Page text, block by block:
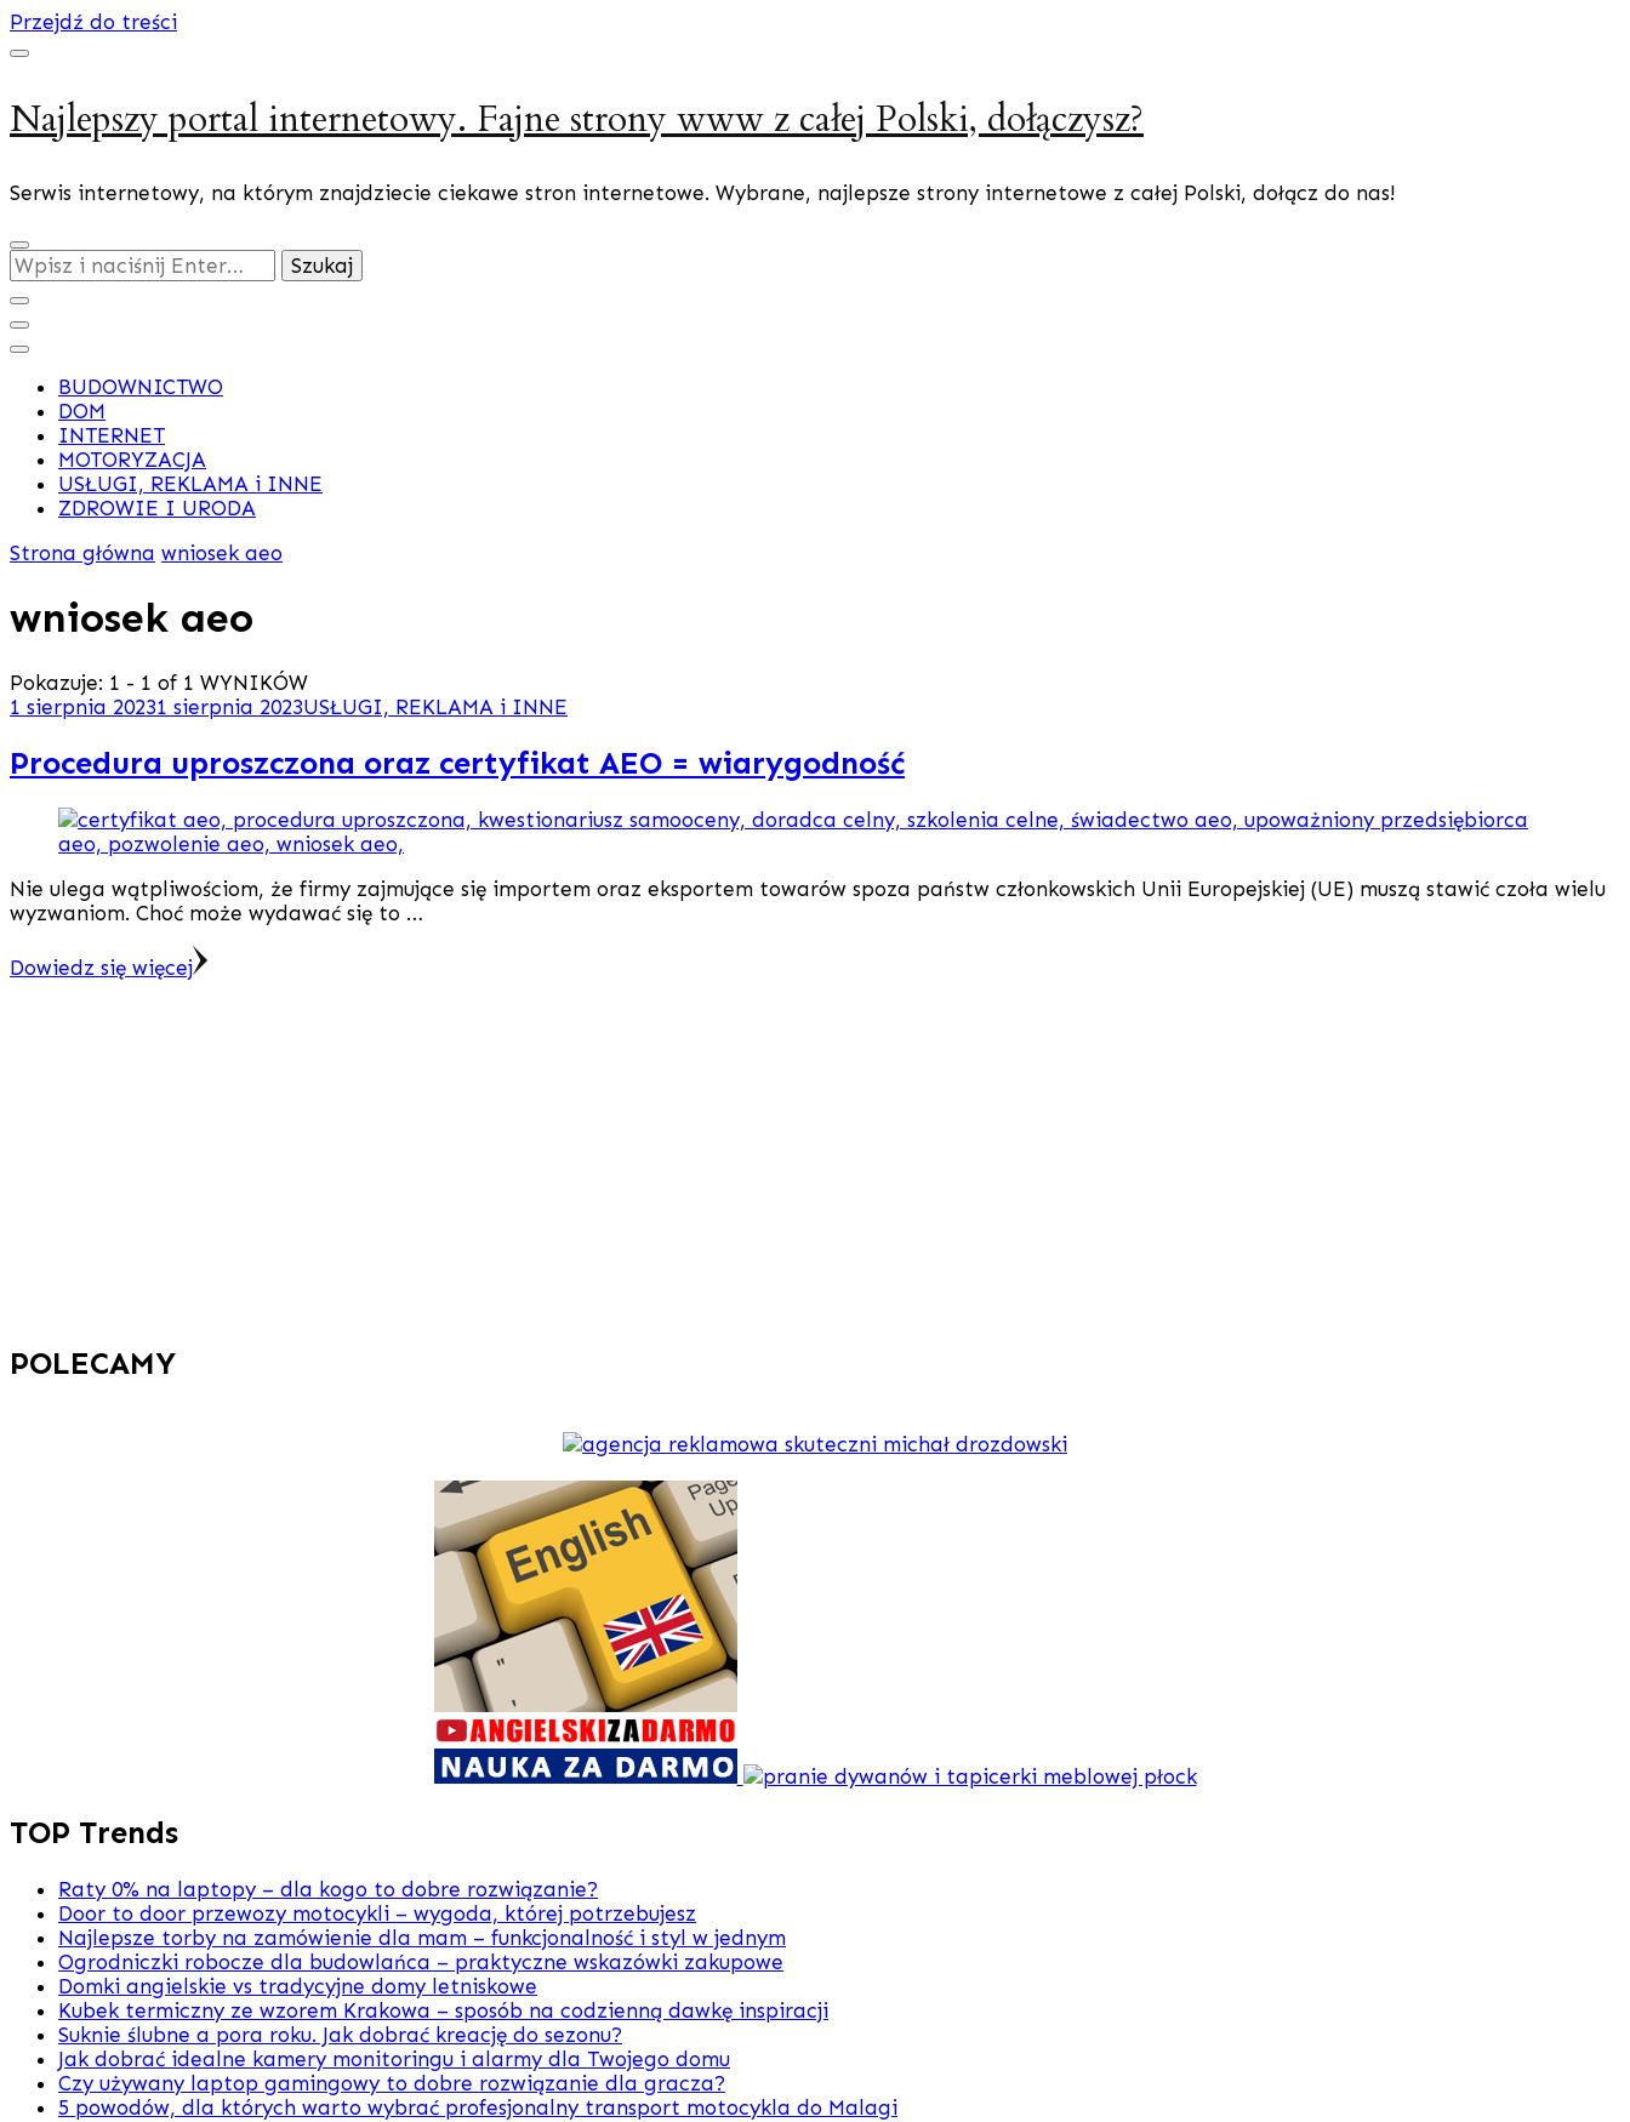
Przejdź do treści
Najlepszy portal internetowy. Fajne strony www z całej Polski, dołączysz?
Serwis internetowy, na którym znajdziecie ciekawe stron internetowe. Wybrane, najlepsze strony internetowe z całej Polski, dołącz do nas!
Szukasz
czegoś?
BUDOWNICTWO
DOM
INTERNET
MOTORYZACJA
USŁUGI, REKLAMA i INNE
ZDROWIE I URODA
Strona główna wniosek aeo
wniosek aeo
Pokazuje: 1 - 1 of 1 WYNIKÓW
1 sierpnia 20231 sierpnia 2023USŁUGI, REKLAMA i INNE
Procedura uproszczona oraz certyfikat AEO = wiarygodność
Nie ulega wątpliwościom, że firmy zajmujące się importem oraz eksportem towarów spoza państw członkowskich Unii Europejskiej (UE) muszą stawić czoła wielu
wyzwaniom. Choć może wydawać się to …
Dowiedz się więcej
POLECAMY
TOP Trends
Raty 0% na laptopy – dla kogo to dobre rozwiązanie?
Door to door przewozy motocykli – wygoda, której potrzebujesz
Najlepsze torby na zamówienie dla mam – funkcjonalność i styl w jednym
Ogrodniczki robocze dla budowlańca – praktyczne wskazówki zakupowe
Domki angielskie vs tradycyjne domy letniskowe
Kubek termiczny ze wzorem Krakowa – sposób na codzienną dawkę inspiracji
Suknie ślubne a pora roku. Jak dobrać kreację do sezonu?
Jak dobrać idealne kamery monitoringu i alarmy dla Twojego domu
Czy używany laptop gamingowy to dobre rozwiązanie dla gracza?
5 powodów, dla których warto wybrać profesjonalny transport motocykla do Malagi